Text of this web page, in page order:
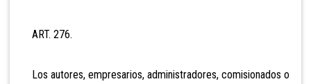
ART. 276.
Los autores, empresarios, administradores, comisionados o